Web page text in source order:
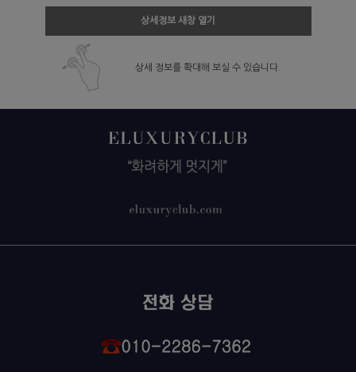
상세정보 새창 열기
상세 정보를 확대해 보실 수 있습니다.